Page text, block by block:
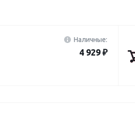
Наличные:
4 929 ₽